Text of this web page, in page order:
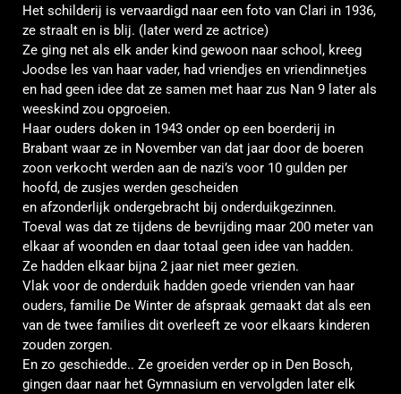
Het schilderij is vervaardigd naar een foto van Clari in 1936,
ze straalt en is blij. (later werd ze actrice)
Ze ging net als elk ander kind gewoon naar school, kreeg
Joodse les van haar vader, had vriendjes en vriendinnetjes
en had geen idee dat ze samen met haar zus Nan 9 later als
weeskind zou opgroeien.
Haar ouders doken in 1943 onder op een boerderij in
Brabant waar ze in November van dat jaar door de boeren
zoon verkocht werden aan de nazi’s voor 10 gulden per
hoofd, de zusjes werden gescheiden
en afzonderlijk ondergebracht bij onderduikgezinnen.
Toeval was dat ze tijdens de bevrijding maar 200 meter van
elkaar af woonden en daar totaal geen idee van hadden.
Ze hadden elkaar bijna 2 jaar niet meer gezien.
Vlak voor de onderduik hadden goede vrienden van haar
ouders, familie De Winter de afspraak gemaakt dat als een
van de twee families dit overleeft ze voor elkaars kinderen
zouden zorgen.
En zo geschiedde.. Ze groeiden verder op in Den Bosch,
gingen daar naar het Gymnasium en vervolgden later elk